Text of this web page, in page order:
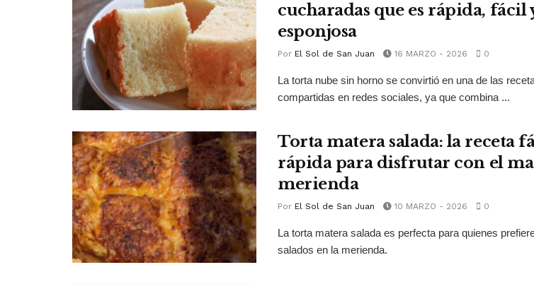
cucharadas que es rápida, fácil
esponjosa
Por El Sol de San Juan 16 MARZO - 2026 0
La torta nube sin horno se convirtió en una de las
compartidas en redes sociales, ya que combina ...
Torta matera salada: la receta
rápida para disfrutar con el
merienda
Por El Sol de San Juan 10 MARZO - 2026 0
La torta matera salada es perfecta para quienes
salados en la merienda.